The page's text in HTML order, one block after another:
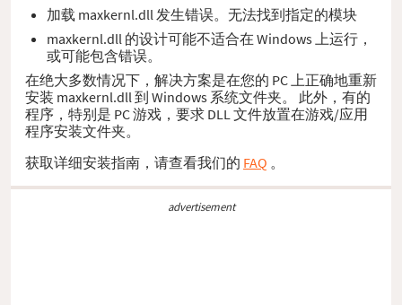
加载 maxkernl.dll 发生错误。无法找到指定的模块
maxkernl.dll 的设计可能不适合在 Windows 上运行，
或可能包含错误。
在绝大多数情况下，解决方案是在您的 PC 上正确地重新
安装 maxkernl.dll 到 Windows 系统文件夹。 此外，有的
程序，特别是 PC 游戏，要求 DLL 文件放置在游戏/应用
程序安装文件夹。
获取详细安装指南，请查看我们的 FAQ 。
advertisement